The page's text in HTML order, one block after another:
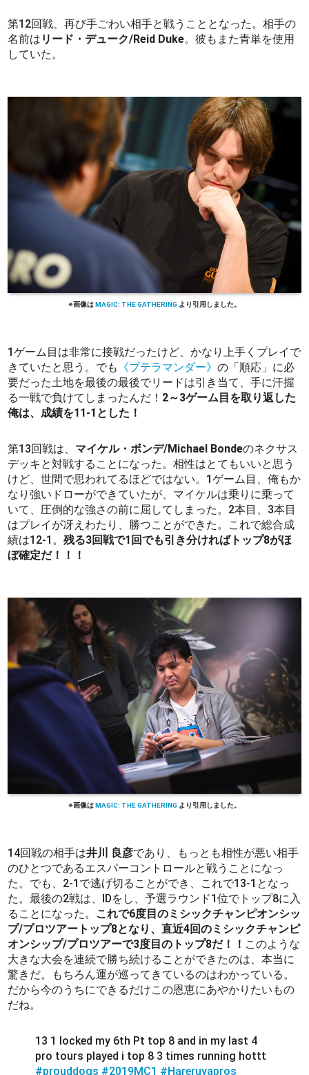
第12回戦、再び手ごわい相手と戦うこととなった。相手の
名前は リード・デューク/Reid Duke。彼もまた青単を使用
していた。
MAGIC: THE GATHERING
1ゲーム目は非常に接戦だったけど、かなり上手くプレイで
きていたと思う。でも 《プテラマンダー》の「順応」に必
要だった土地を最後の最後でリードは引き当て、手に汗握
る一戦で負けてしまったんだ！ 2～3ゲーム目を取り返した
俺は、成績を11-1とした！
第13回戦は、 マイケル・ボンデ/Michael Bondeのネクサス
デッキと対戦することになった。相性はとてもいいと思う
けど、世間で思われてるほどではない。1ゲーム目、俺もか
なり強いドローができていたが、マイケルは乗りに乗って
いて、圧倒的な強さの前に屈してしまった。2本目、3本目
はプレイが冴えわたり、勝つことができた。これで総合成
績は12-1。残る3回戦で1回でも引き分ければトップ8がほ
ぼ確定だ！！！
MAGIC: THE GATHERING
14回戦の相手は井川 良彦であり、もっとも相性が悪い相手
のひとつであるエスパーコントロールと戦うことになっ
た。でも、2-1で逃げ切ることができ、これで13-1となっ
た。最後の2戦は、IDをし、予選ラウンド1位でトップ8に入
ることになった。 これで6度目のミシックチャンピオンシッ
プ/プロツアートップ8となり、直近4回のミシックチャンピ
オンシップ/プロツアーで3度目のトップ8だ！！ このような
大きな大会を連続で勝ち続けることができたのは、本当に
驚きだ。もちろん運が巡ってきているのはわかっている。
だから今のうちにできるだけこの恩恵にあやかりたいもの
だね。
13 1 locked my 6th Pt top 8 and in my last 4
pro tours played i top 8 3 times running hottt
#prouddogs #2019MC1 #Hareruyapros